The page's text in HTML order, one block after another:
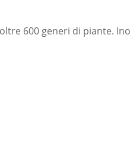
600 generi di piante.